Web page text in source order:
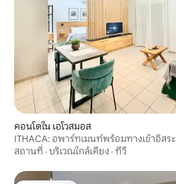
คอนโดใน เอโวสมอส
ITHACA: อพาร์ทเมนท์พร้อมทางเข้าอิสระ
สถานที่ · บริเวณใกล้เคียง · ทีวี